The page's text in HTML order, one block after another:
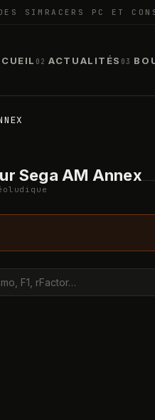
SIMRACERS PC ET
02 ACTUALITÉS 03
Sega AM Annex